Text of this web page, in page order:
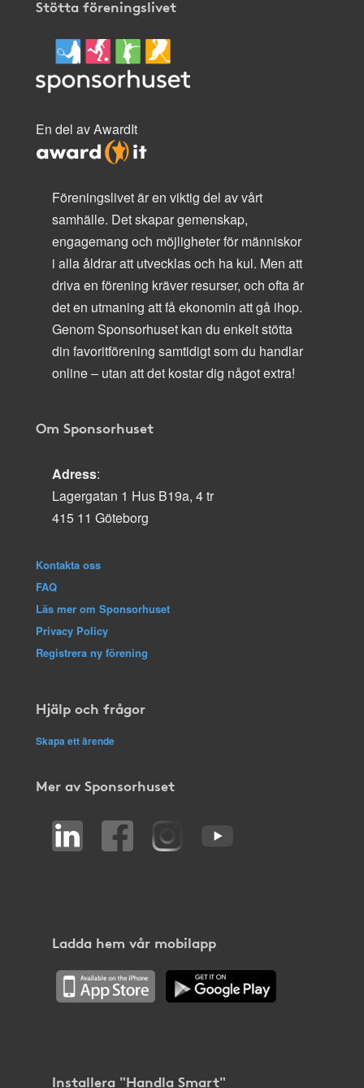
Stötta föreningslivet
En del av AwardIt
Föreningslivet är en viktig del av vårt
samhälle. Det skapar gemenskap,
engagemang och möjligheter för människor
i alla åldrar att utvecklas och ha kul. Men att
driva en förening kräver resurser, och ofta är
det en utmaning att få ekonomin att gå ihop.
Genom Sponsorhuset kan du enkelt stötta
din favoritförening samtidigt som du handlar
online – utan att det kostar dig något extra!
Om Sponsorhuset
Adress:
Lagergatan 1 Hus B19a, 4 tr
415 11 Göteborg
Kontakta oss
FAQ
Läs mer om Sponsorhuset
Privacy Policy
Registrera ny förening
Hjälp och frågor
Skapa ett ärende
Mer av Sponsorhuset
Ladda hem vår mobilapp
Installera "Handla Smart"